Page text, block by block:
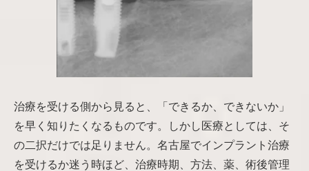
治療を受ける側から見ると、「できるか、できないか」
を早く知りたくなるものです。しかし医療としては、そ
の二択だけでは足りません。名古屋でインプラント治療
を受けるか迷う時ほど、治療時期、方法、薬、術後管理